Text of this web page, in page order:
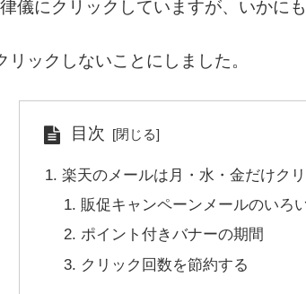
儀にクリックしていますが、いかにも
リックしないことにしました。
目次
楽天のメールは月・水・金だけク
販促キャンペーンメールのいろ
ポイント付きバナーの期間
クリック回数を節約する